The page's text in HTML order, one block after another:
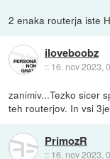
2 enaka routerja iste
iloveboobz
:: 16. nov 2023,
zanimiv...Tezko sicer
teh routerjov. In vsi
PrimozR
:: 16. nov 2023,